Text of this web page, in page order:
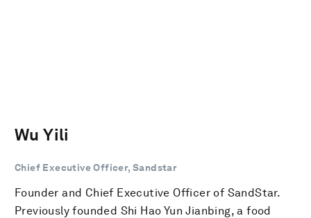
Wu Yili
Chief Executive Officer, Sandstar
Founder and Chief Executive Officer of SandStar.
Previously founded Shi Hao Yun Jianbing, a food